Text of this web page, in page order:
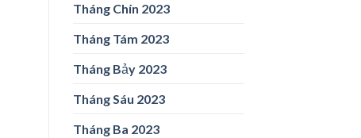
Tháng Chín 2023
Tháng Tám 2023
Tháng Bảy 2023
Tháng Sáu 2023
Tháng Ba 2023